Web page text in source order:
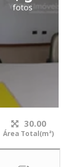
fotos
30.00
Área Total(m²)